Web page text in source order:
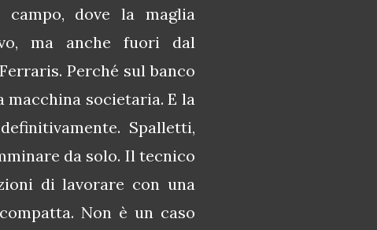
dove la maglia
ma anche fuori dal
Perché sul banco
macchina societaria. E la
Spalletti,
da solo. Il tecnico
di lavorare con una
Non è un caso